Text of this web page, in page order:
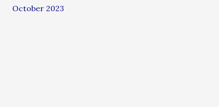
October 2023